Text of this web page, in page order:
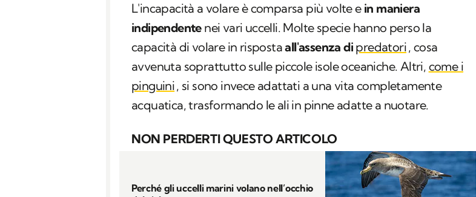
L'incapacità a volare è comparsa più volte e in maniera
indipendentenei vari uccelli. Molte specie hanno perso la
capacità di volare in rispostaall'assenza di predatori, cosa
avvenuta soprattutto sulle piccole isole oceaniche. Altri, come i
pinguini, si sono invece adattati a una vita completamente
acquatica, trasformando le ali in pinne adatte a nuotare.
NON PERDERTI QUESTO ARTICOLO
Perché gli uccelli marini volano nell’occhio